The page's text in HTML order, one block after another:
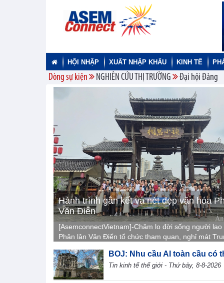
HỘI NHẬP XUẤT NHẬP KHẨU KINH TẾ
Dòng sự kiện NGHIÊN CỨU THỊ TRƯỜNG Đại hội Đảng
Hành trình gắn kết và nét đẹp văn hóa
Văn Điển
[AsemconnectVietnam]-Chăm lo đời sống người lao
Phân lân Văn Điển tổ chức tham quan, nghỉ mát
văn hóa doanh nghiệp.BOJ: Nhu cầu AI toàn cầu có
Tin kinh tế thế giới - Thứ bảy, 8-8-2026